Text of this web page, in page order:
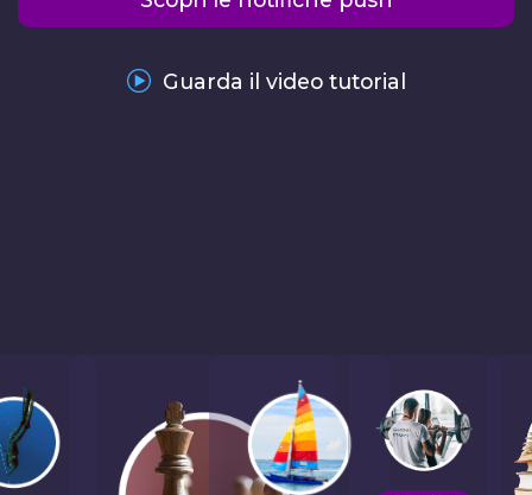
Guarda il video tutorial